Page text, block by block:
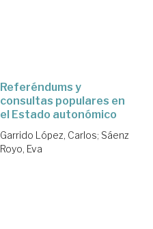
Referéndums y
consultas populares en
el Estado autonómico
Garrido López, Carlos; Sáenz
Royo, Eva